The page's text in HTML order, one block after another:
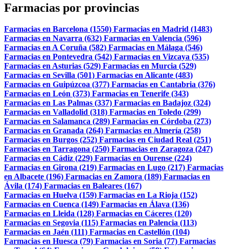
Farmacias por provincias
Farmacias en Barcelona (1550) Farmacias en Madrid (1483)
Farmacias en Navarra (632) Farmacias en Valencia (596)
Farmacias en A Coruña (582) Farmacias en Málaga (546)
Farmacias en Pontevedra (542) Farmacias en Vizcaya (535)
Farmacias en Asturias (529) Farmacias en Murcia (529)
Farmacias en Sevilla (501) Farmacias en Alicante (483)
Farmacias en Guipúzcoa (377) Farmacias en Cantabria (376)
Farmacias en León (373) Farmacias en Tenerife (343)
Farmacias en Las Palmas (337) Farmacias en Badajoz (324)
Farmacias en Valladolid (318) Farmacias en Toledo (299)
Farmacias en Salamanca (289) Farmacias en Córdoba (273)
Farmacias en Granada (264) Farmacias en Almería (258)
Farmacias en Burgos (252) Farmacias en Ciudad Real (251)
Farmacias en Tarragona (250) Farmacias en Zaragoza (247)
Farmacias en Cádiz (229) Farmacias en Ourense (224)
Farmacias en Girona (219) Farmacias en Lugo (217) Farmacias
en Albacete (196) Farmacias en Zamora (189) Farmacias en
Ávila (174) Farmacias en Baleares (167)
Farmacias en Huelva (159) Farmacias en La Rioja (152)
Farmacias en Cuenca (149) Farmacias en Álava (136)
Farmacias en Lleida (128) Farmacias en Cáceres (120)
Farmacias en Segovia (115) Farmacias en Palencia (113)
Farmacias en Jaén (111) Farmacias en Castellón (104)
Farmacias en Huesca (79) Farmacias en Soria (77) Farmacias